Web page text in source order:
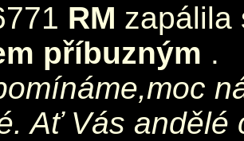
RM
příbuzným .
Ať Vás andělé